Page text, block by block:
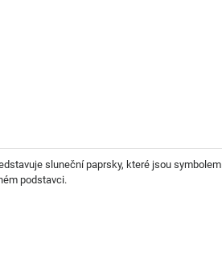
sluneční paprsky, které jsou symbolem
podstavci.